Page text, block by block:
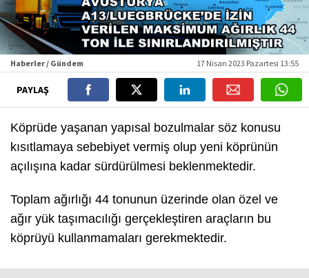
Haberler / Gündem 17 Nisan 2023 Pazartesi 13:55
PAYLAŞ
Köprüde yaşanan yapısal bozulmalar söz konusu
kısıtlamaya sebebiyet vermiş olup yeni köprünün
açılışına kadar sürdürülmesi beklenmektedir.
Toplam ağırlığı 44 tonunun üzerinde olan özel ve
ağır yük taşımacılığı gerçekleştiren araçların bu
köprüyü kullanmamaları gerekmektedir.